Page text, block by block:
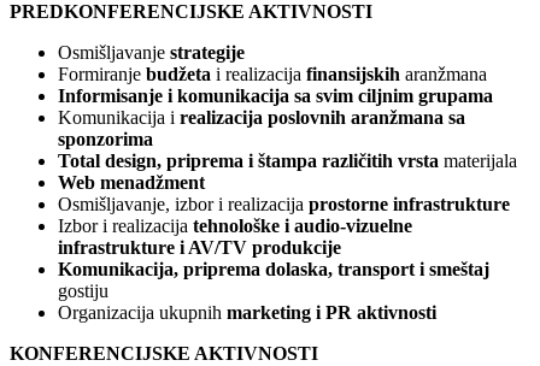
PREDKONFERENCIJSKE AKTIVNOSTI
Osmišljavanje strategije
Formiranje budžeta i realizacija finansijskih aranžmana
Informisanje i komunikacija sa svim ciljnim grupama
Komunikacija i realizacija poslovnih aranžmana sa
sponzorima
Total design, priprema i štampa različitih vrsta materijala
Web menadžment
Osmišljavanje, izbor i realizacija prostorne infrastrukture
Izbor i realizacija tehnološke i audio-vizuelne
infrastrukture i AV/TV produkcije
Komunikacija, priprema dolaska, transport i smeštaj
gostiju
Organizacija ukupnih marketing i PR aktivnosti
KONFERENCIJSKE AKTIVNOSTI